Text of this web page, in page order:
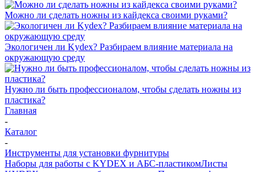
Можно ли сделать ножны из кайдекса своими руками?
Экологичен ли Kydex? Разбираем влияние материала на
окружающую среду
Нужно ли быть профессионалом, чтобы сделать ножны из
пластика?
Главная
-
Каталог
-
Инструменты для установки фурнитуры
Наборы для работы с KYDEX и АБС-пластикомЛисты